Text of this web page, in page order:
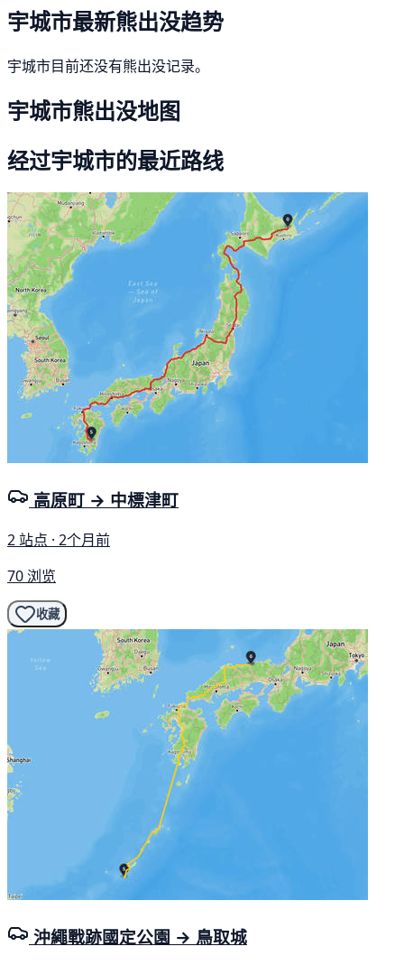
宇城市最新熊出没趋势
宇城市目前还没有熊出没记录。
宇城市熊出没地图
经过宇城市的最近路线
高原町 → 中標津町
2 站点 · 2个月前
70 浏览
收藏
沖繩戰跡國定公園 → 鳥取城